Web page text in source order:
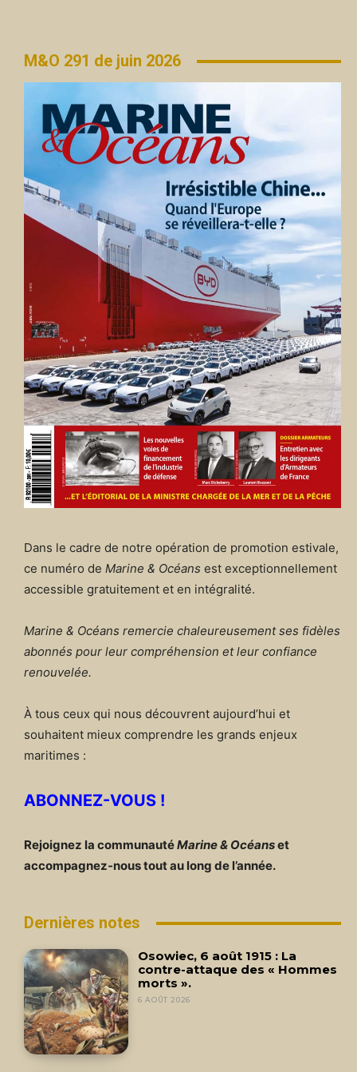
M&O 291 de juin 2026
Dans le cadre de notre opération de promotion estivale,
ce numéro de Marine & Océans est exceptionnellement
accessible gratuitement et en intégralité.
Marine & Océans remercie chaleureusement ses fidèles
abonnés pour leur compréhension et leur confiance
renouvelée.
À tous ceux qui nous découvrent aujourd’hui et
souhaitent mieux comprendre les grands enjeux
maritimes :
ABONNEZ-VOUS !
Rejoignez la communautéMarine & Océanset
accompagnez-nous tout au long de l’année.
Dernières notes
Osowiec, 6 août 1915 : La
contre-attaque des « Hommes
morts ».
6 AOÛT 2026